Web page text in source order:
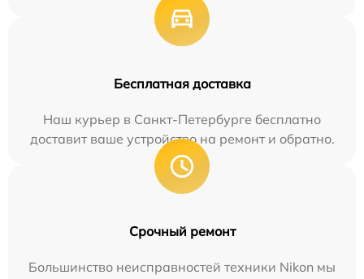
Бесплатная доставка
Наш курьер в Санкт-Петербурге бесплатно
доставит ваше устройство на ремонт и обратно.
Срочный ремонт
Большинство неисправностей техники Nikon мы